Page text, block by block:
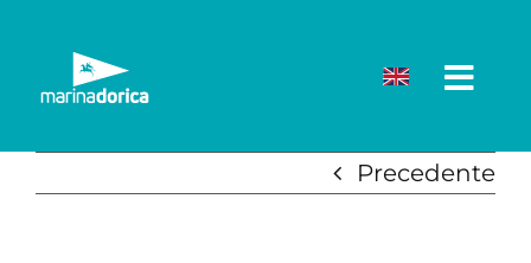
contenuto
Precedente